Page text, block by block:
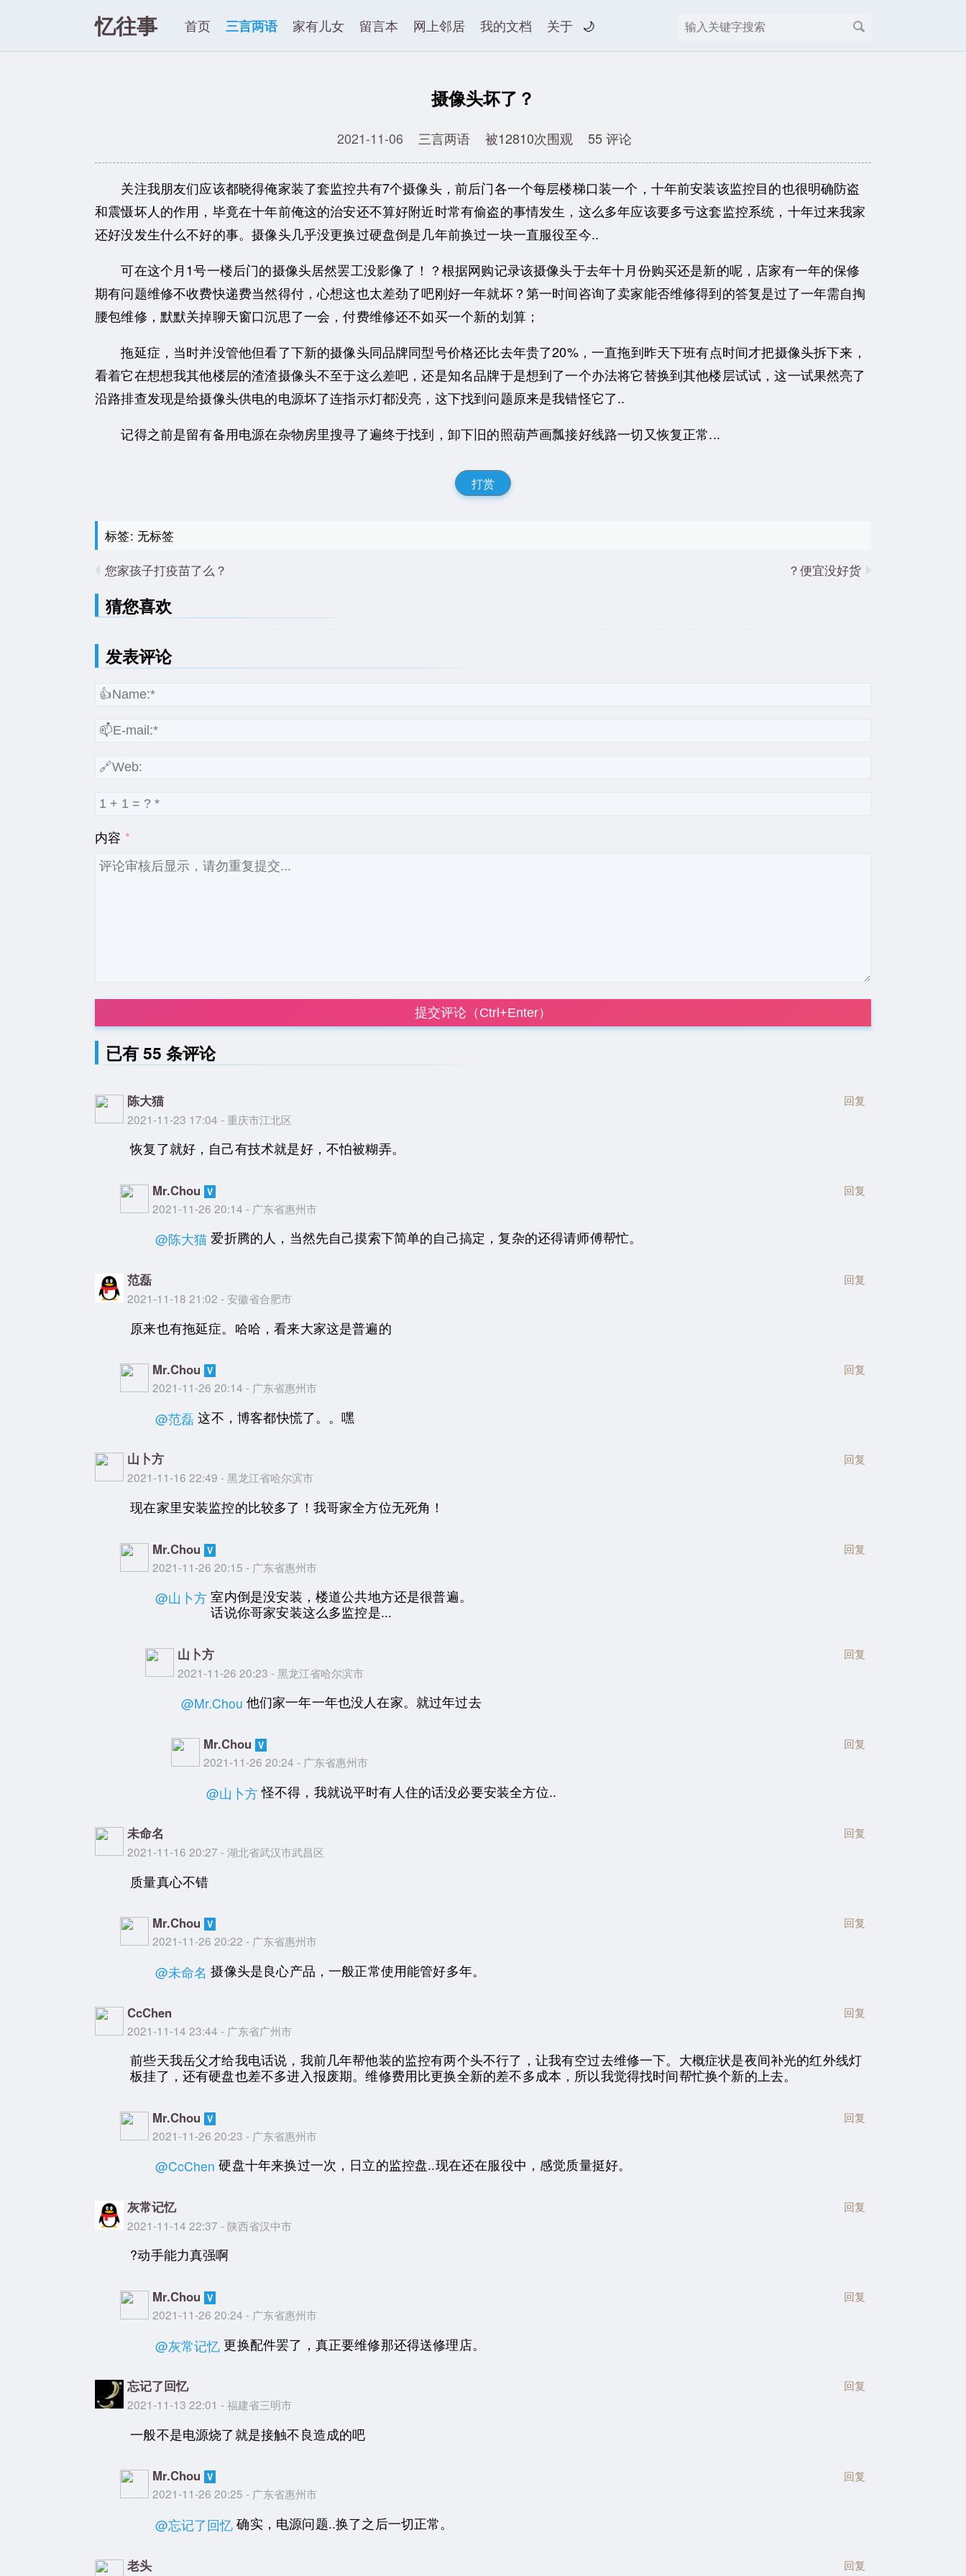
忆往事 首页 三言两语 家有儿女 留言本 网上邻居 我的文档 关于 🌙
摄像头坏了？
2021-11-06 三言两语 被12810次围观 55 评论
关注我朋友们应该都晓得俺家装了套监控共有7个摄像头，前后门各一个每层楼梯口装一个，十年前安装该监控目的也很明确防盗
和震慑坏人的作用，毕竟在十年前俺这的治安还不算好附近时常有偷盗的事情发生，这么多年应该要多亏这套监控系统，十年过来我家
还好没发生什么不好的事。摄像头几乎没更换过硬盘倒是几年前换过一块一直服役至今..
可在这个月1号一楼后门的摄像头居然罢工没影像了！？根据网购记录该摄像头于去年十月份购买还是新的呢，店家有一年的保修
期有问题维修不收费快递费当然得付，心想这也太差劲了吧刚好一年就坏？第一时间咨询了卖家能否维修得到的答复是过了一年需自掏
腰包维修，默默关掉聊天窗口沉思了一会，付费维修还不如买一个新的划算；
拖延症，当时并没管他但看了下新的摄像头同品牌同型号价格还比去年贵了20%，一直拖到昨天下班有点时间才把摄像头拆下来，
看着它在想想我其他楼层的渣渣摄像头不至于这么差吧，还是知名品牌于是想到了一个办法将它替换到其他楼层试试，这一试果然亮了
沿路排查发现是给摄像头供电的电源坏了连指示灯都没亮，这下找到问题原来是我错怪它了..
记得之前是留有备用电源在杂物房里搜寻了遍终于找到，卸下旧的照葫芦画瓢接好线路一切又恢复正常...
打赏
标签: 无标签
您家孩子打疫苗了么？
便宜没好货？
猜您喜欢
发表评论
内容
提交评论（Ctrl+Enter）
已有 55 条评论
陈大猫
2021-11-23 17:04 - 重庆市江北区
回复
恢复了就好，自己有技术就是好，不怕被糊弄。
Mr.Chou
2021-11-26 20:14 - 广东省惠州市
回复
@陈大猫 爱折腾的人，当然先自己摸索下简单的自己搞定，复杂的还得请师傅帮忙。
范磊
2021-11-18 21:02 - 安徽省合肥市
回复
原来也有拖延症。哈哈，看来大家这是普遍的
Mr.Chou
2021-11-26 20:14 - 广东省惠州市
回复
@范磊 这不，博客都快慌了。。嘿
山卜方
2021-11-16 22:49 - 黑龙江省哈尔滨市
回复
现在家里安装监控的比较多了！我哥家全方位无死角！
Mr.Chou
2021-11-26 20:15 - 广东省惠州市
回复
@山卜方 室内倒是没安装，楼道公共地方还是很普遍。
话说你哥家安装这么多监控是...
山卜方
2021-11-26 20:23 - 黑龙江省哈尔滨市
回复
@Mr.Chou 他们家一年一年也没人在家。就过年过去
Mr.Chou
2021-11-26 20:24 - 广东省惠州市
回复
@山卜方 怪不得，我就说平时有人住的话没必要安装全方位..
未命名
2021-11-16 20:27 - 湖北省武汉市武昌区
回复
质量真心不错
Mr.Chou
2021-11-26 20:22 - 广东省惠州市
回复
@未命名 摄像头是良心产品，一般正常使用能管好多年。
CcChen
2021-11-14 23:44 - 广东省广州市
回复
前些天我岳父才给我电话说，我前几年帮他装的监控有两个头不行了，让我有空过去维修一下。大概症状是夜间补光的红外线灯
板挂了，还有硬盘也差不多进入报废期。维修费用比更换全新的差不多成本，所以我觉得找时间帮忙换个新的上去。
Mr.Chou
2021-11-26 20:23 - 广东省惠州市
回复
@CcChen 硬盘十年来换过一次，日立的监控盘..现在还在服役中，感觉质量挺好。
灰常记忆
2021-11-14 22:37 - 陕西省汉中市
回复
?动手能力真强啊
Mr.Chou
2021-11-26 20:24 - 广东省惠州市
回复
@灰常记忆 更换配件罢了，真正要维修那还得送修理店。
忘记了回忆
2021-11-13 22:01 - 福建省三明市
回复
一般不是电源烧了就是接触不良造成的吧
Mr.Chou
2021-11-26 20:25 - 广东省惠州市
回复
@忘记了回忆 确实，电源问题..换了之后一切正常。
老头 回复